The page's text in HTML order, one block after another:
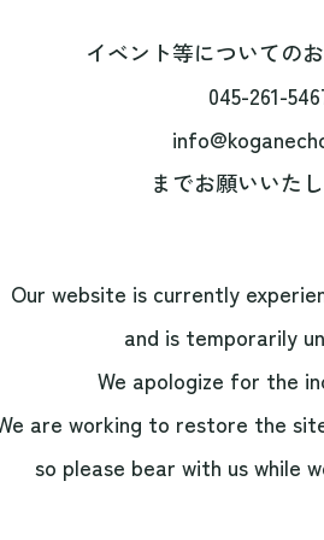
イベント等についての
045-261-
までお願いいたし
Our website is currently
and is temporarily
We apologize for the
are working to restore the
so please bear with us while